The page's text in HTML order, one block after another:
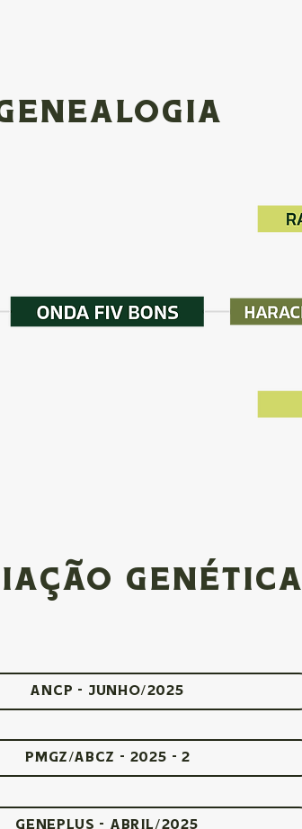
GENÉTICA
ANCP - Junho/2025
PMGZ/ABCZ - 2025 - 2
GENEPLUS - Abril/2025